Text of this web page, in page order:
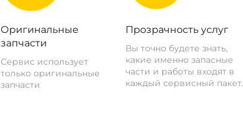
Оригинальные
запчасти
Сервис использует
только оригинальные
запчасти
Прозрачность услуг
Вы точно будете знать,
какие именно запасные
части и работы входят в
каждый сервисный пакет.